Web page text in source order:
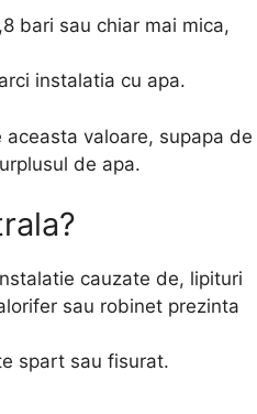
bari sau chiar mai mica,
instalatia cu apa.
aceasta valoare, supapa de
de apa.
cauzate de, lipituri
sau robinet prezinta
spart sau fisurat.